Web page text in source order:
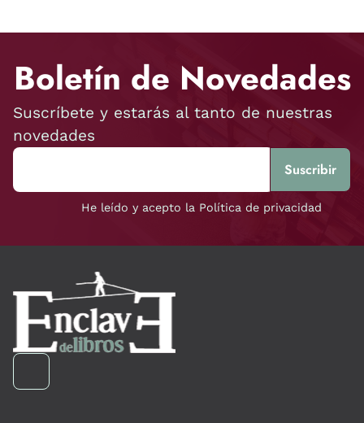
Boletín de Novedades
Suscríbete y estarás al tanto de nuestras
novedades
He leído y acepto la Política de privacidad